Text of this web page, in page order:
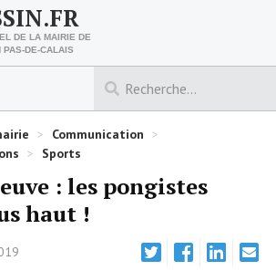
DE LA MAIRIE DE
PAS-DE-CALAIS
> Communication >
> Sports
: les pongistes
haut !